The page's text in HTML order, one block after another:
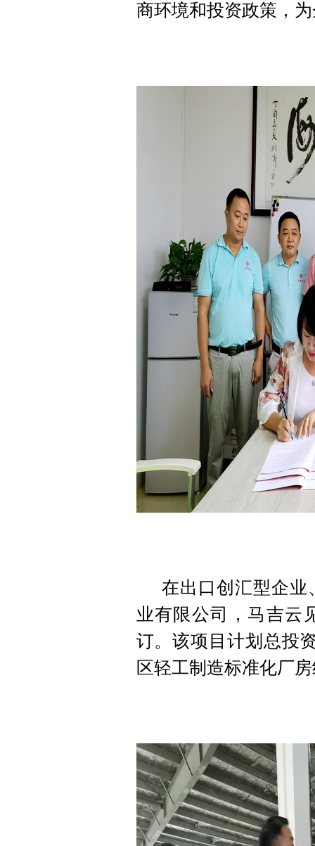
商环境和投资政策，
在出口创汇型企业
业有限公司，马吉云
订。该项目计划总投
区轻工制造标准化厂